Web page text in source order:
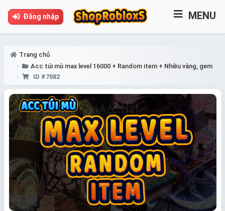
Đăng nhập MENU
Trang chủ
Acc túi mù max level 16000 + Random item + Nhiều vàng, gem
ID #7082